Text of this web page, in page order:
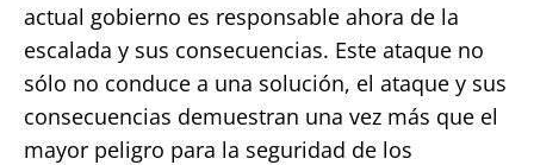
actual gobierno es responsable ahora de la
escalada y sus consecuencias. Este ataque no
sólo no conduce a una solución, el ataque y sus
consecuencias demuestran una vez más que el
mayor peligro para la seguridad de los